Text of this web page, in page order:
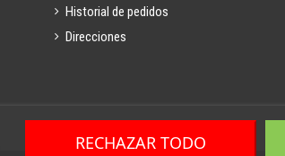
Historial de pedidos
Direcciones
RECHAZAR TODO